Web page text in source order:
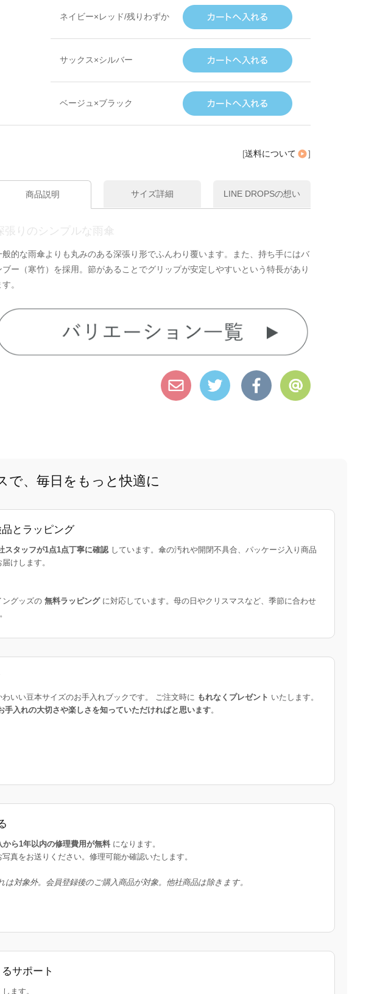
ネイビー×レッド/残りわずか
サックス×シルバー
ベージュ×ブラック
[送料について ]
商品説明 サイズ詳細 LINE DROPSの想い
張りのシンプルな雨傘
般的な雨傘よりも丸みのある深張り形でふんわり覆います。また、持ち手にはバ
ブー（寒竹）を採用。節があることでグリップが安定しやすいという特長があり
す。
で、毎日をもっと快適に
とラッピング
スタッフが1点1点丁寧に確認しています。傘の汚れや開閉不具合、パッケージ入り商品
けします。
ングッズの 無料ラッピングに対応しています。母の日やクリスマスなど、季節に合わせ
いい豆本サイズのお手入れブックです。 ご注文時に もれなくプレゼント いたします。
手入れの大切さや楽しさを知っていただければと思います。
から1年以内の修理費用が無料になります。
真をお送りください。修理可能か確認いたします。
対象外。会員登録後のご購入商品が対象。他社商品は除きます。
サポート
ます。